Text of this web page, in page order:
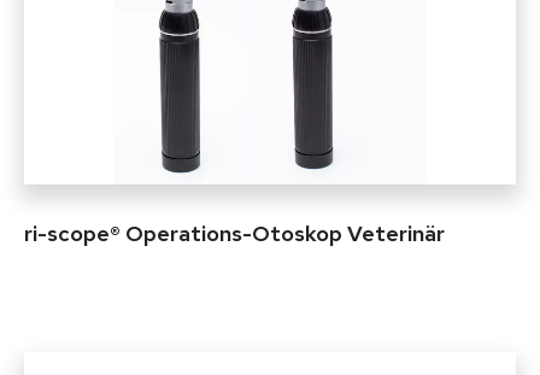
ri-scope® Operations-Otoskop Veterinär